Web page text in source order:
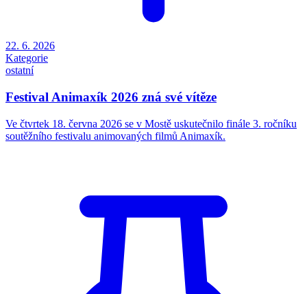
22. 6. 2026
Kategorie
ostatní
Festival Animaxík 2026 zná své vítěze
Ve čtvrtek 18. června 2026 se v Mostě uskutečnilo finále 3. ročníku
soutěžního festivalu animovaných filmů Animaxík.